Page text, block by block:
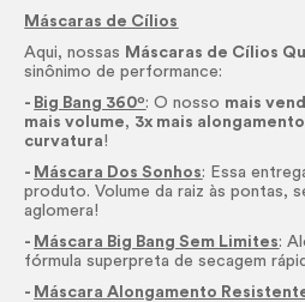
Máscaras de Cílios
Aqui, nossas Máscaras de Cílios
sinônimo de performance:
- Big Bang 360º: O nosso mais
mais volume, 3x mais alongamento
curvatura!
- Máscara Dos Sonhos: Essa
produto. Volume da raiz às pontas,
aglomera!
- Máscara Big Bang Sem Limites:
fórmula superpreta de secagem
- Máscara Alongamento